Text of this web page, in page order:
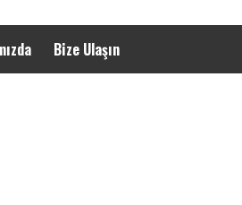
Bize Ulaşın